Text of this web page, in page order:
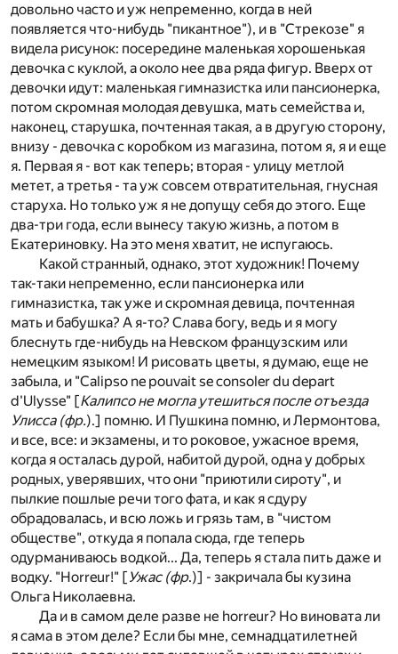
довольно часто и уж непременно, когда в ней
появляется что-нибудь "пикантное"), и в "Стрекозе" я
видела рисунок: посередине маленькая хорошенькая
девочка с куклой, а около нее два ряда фигур. Вверх от
девочки идут: маленькая гимназистка или пансионерка,
потом скромная молодая девушка, мать семейства и,
наконец, старушка, почтенная такая, а в другую сторону,
внизу - девочка с коробком из магазина, потом я, я и еще
я. Первая я - вот как теперь; вторая - улицу метлой
метет, а третья - та уж совсем отвратительная, гнусная
старуха. Но только уж я не допущу себя до этого. Еще
два-три года, если вынесу такую жизнь, а потом в
Екатериновку. На это меня хватит, не испугаюсь.
Какой странный, однако, этот художник! Почему
так-таки непременно, если пансионерка или
гимназистка, так уже и скромная девица, почтенная
мать и бабушка? А я-то? Слава богу, ведь и я могу
блеснуть где-нибудь на Невском французским или
немецким языком! И рисовать цветы, я думаю, еще не
забыла, и "Calipso ne pouvait se consoler du depart
d'Ulysse" [Калипсо не могла утешиться после отъезда
Улисса (фр.).] помню. И Пушкина помню, и Лермонтова,
и все, все: и экзамены, и то роковое, ужасное время,
когда я осталась дурой, набитой дурой, одна у добрых
родных, уверявших, что они "приютили сироту", и
пылкие пошлые речи того фата, и как я сдуру
обрадовалась, и всю ложь и грязь там, в "чистом
обществе", откуда я попала сюда, где теперь
одурманиваюсь водкой... Да, теперь я стала пить даже и
водку. "Horreur!" [Ужас (фр.)] - закричала бы кузина
Ольга Николаевна.
Да и в самом деле разве не horreur? Но виновата ли
я сама в этом деле? Если бы мне, семнадцатилетней